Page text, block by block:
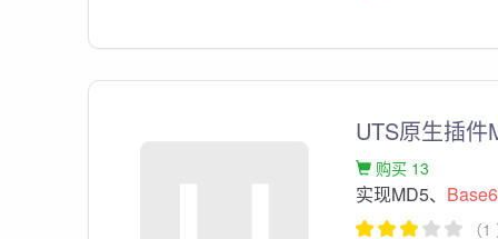
UTS原生插件
购买 13
实现MD5、
（